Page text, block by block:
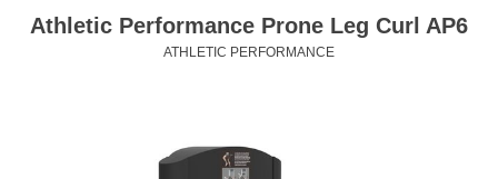
Athletic Performance Prone Leg Curl AP6
ATHLETIC PERFORMANCE